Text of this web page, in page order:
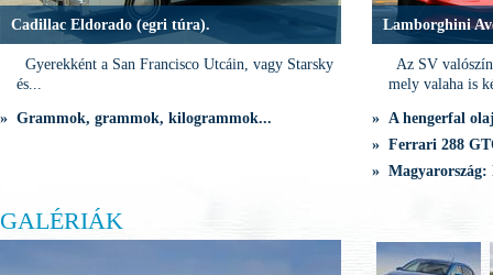
Cadillac Eldorado (egri túra).
Gyerekként a San Francisco Utcáin, vagy Starsky
és...
» Grammok, grammok, kilogrammok...
Lamborghini
Az SV
mely valaha is
» A hengerfal
» Ferrari 288
»
GALÉRIÁK